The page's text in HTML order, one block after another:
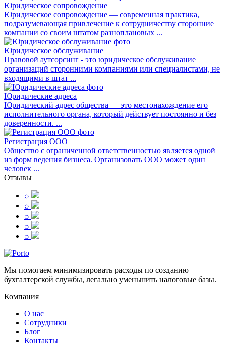
Юридическое сопровождение
Юридическое сопровождение — современная практика,
подразумевающая привлечение к сотрудничеству сторонние
компании со своим штатом разноплановых ...
Юридическое обслуживание
Правовой аутсорсинг - это юридическое обслуживание
организаций сторонними компаниями или специалистами, не
входящими в штат ...
Юридические адреса
Юридический адрес общества — это местонахождение его
исполнительного органа, который действует постоянно и без
доверенности. ...
Регистрация ООО
Общество с ограниченной ответственностью является одной
из форм ведения бизнеса. Организовать ООО может один
человек ...
Отзывы
⌕
⌕
⌕
⌕
⌕
Мы помогаем минимизировать расходы по созданию
бухгалтерской службы, легально уменьшить налоговые базы.
Компания
О нас
Сотрудники
Блог
Контакты